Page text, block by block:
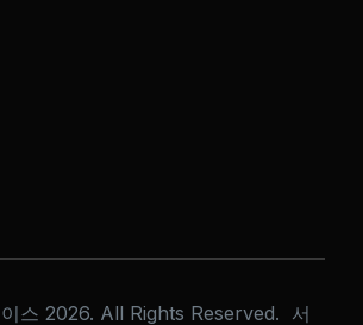
스 2026. All Rights Reserved. 서